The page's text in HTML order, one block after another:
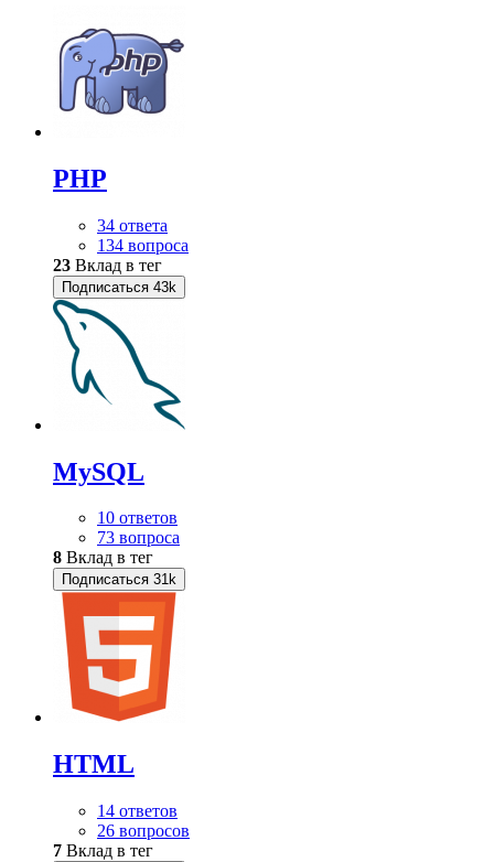
PHP
34 ответа
134 вопроса
23 Вклад в тег
Подписаться 43k
MySQL
10 ответов
73 вопроса
8 Вклад в тег
Подписаться 31k
HTML
14 ответов
26 вопросов
7 Вклад в тег